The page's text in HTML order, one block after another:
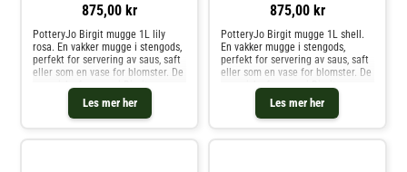
875,00 kr
Les mer her
PotteryJo Birgit mugge 1L lily
rosa. En vakker mugge i stengods,
perfekt for servering av saus, saft
eller som en vase for blomster. De
organiske formene i Birgit-
kolleksjonen er inspirert av
barndomsminner fra grunnlegger
Johanna Hampf. Hun tilbrakt
875,00 kr
Les mer her
PotteryJo Birgit mugge 1L shell.
En vakker mugge i stengods,
perfekt for servering av saus, saft
eller som en vase for blomster. De
organiske formene i Birgit-
kolleksjonen er inspirert av
barndomsminner fra grunnlegger
Johanna Hampf. Hun tilbrakte so